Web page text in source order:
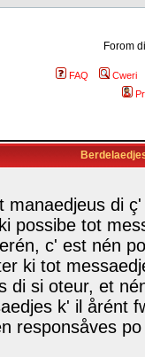
Forom
FAQ
Cweri
manaedjeus di
possibe tot
c' est nén
ki tot
di si oteur, et
k' il årént
responsåves